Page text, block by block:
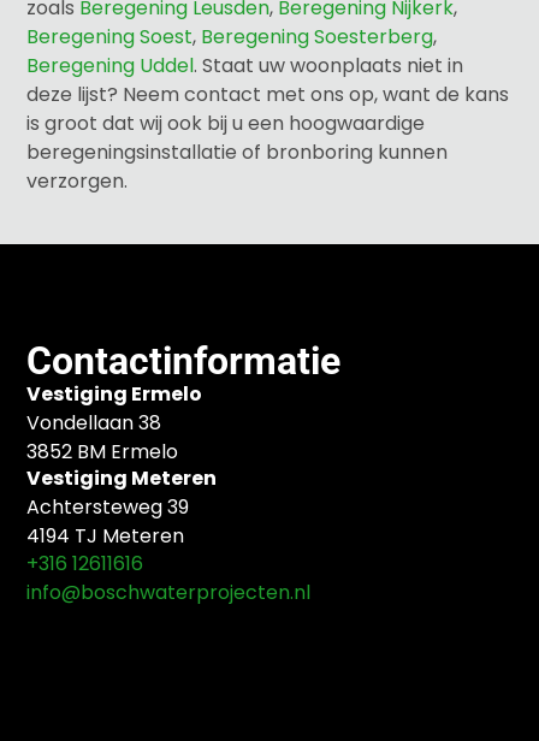
zoals Beregening Leusden, Beregening Nijkerk,
Beregening Soest, Beregening Soesterberg,
Beregening Uddel. Staat uw woonplaats niet in
deze lijst? Neem contact met ons op, want de kans
is groot dat wij ook bij u een hoogwaardige
beregeningsinstallatie of bronboring kunnen
verzorgen.
Contactinformatie
Vestiging Ermelo
Vondellaan 38
3852 BM Ermelo
Vestiging Meteren
Achtersteweg 39
4194 TJ Meteren
+316 12611616
info@boschwaterprojecten.nl